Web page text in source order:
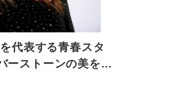
代表する青春スタ
ーストーンの美を作